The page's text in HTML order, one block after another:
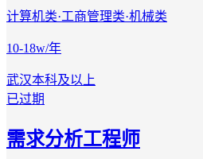
计算机类·工商管理类·机械类
10-18w/年
武汉本科及以上
已过期
需求分析工程师